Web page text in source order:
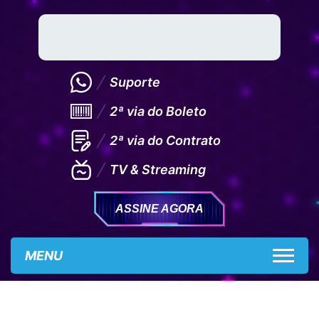
Suporte
2ª via do Boleto
2ª via do Contrato
TV & Streaming
ASSINE AGORA
MENU